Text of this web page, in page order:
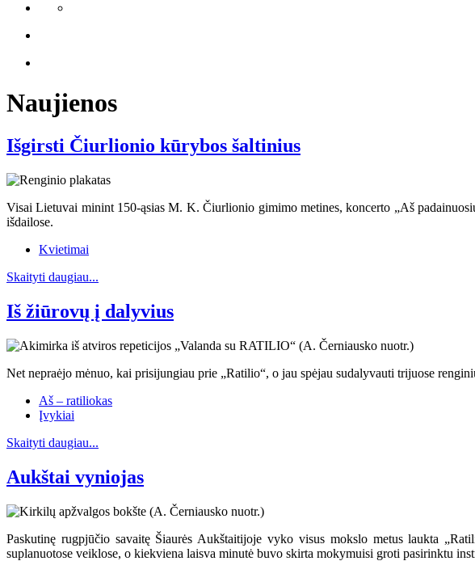
Naujienos
Išgirsti Čiurlionio kūrybos šaltinius
Visai Lietuvai minint 150-ąsias M. K. Čiurlionio gimimo metines, koncerto „Aš
išdailose.
Kvietimai
Skaityti daugiau...
Iš žiūrovų į dalyvius
Net nepraėjo mėnuo, kai prisijungiau prie „Ratilio“, o jau spėjau sudalyvauti trijuose
Aš – ratiliokas
Įvykiai
Skaityti daugiau...
Aukštai vyniojas
Paskutinę rugpjūčio savaitę Šiaurės Aukštaitijoje vyko visus mokslo metus laukta
suplanuotose veiklose, o kiekviena laisva minutė buvo skirta mokymuisi groti pasirinktu